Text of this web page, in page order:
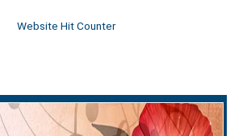
Website Hit Counter